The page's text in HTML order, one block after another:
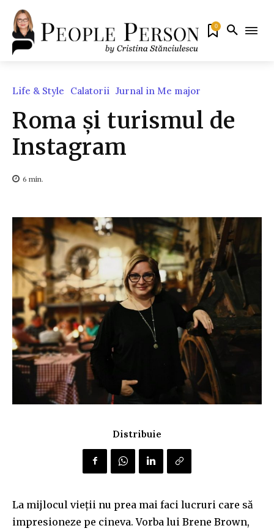
0
Life & Style Calatorii Jurnal in Me major
Roma și turismul de
Instagram
6 min.
Distribuie
La mijlocul vieții nu prea mai faci lucruri care să
impresioneze pe cineva. Vorba lui Brene Brown,